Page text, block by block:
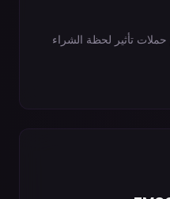
تأثير لحظة الشراء